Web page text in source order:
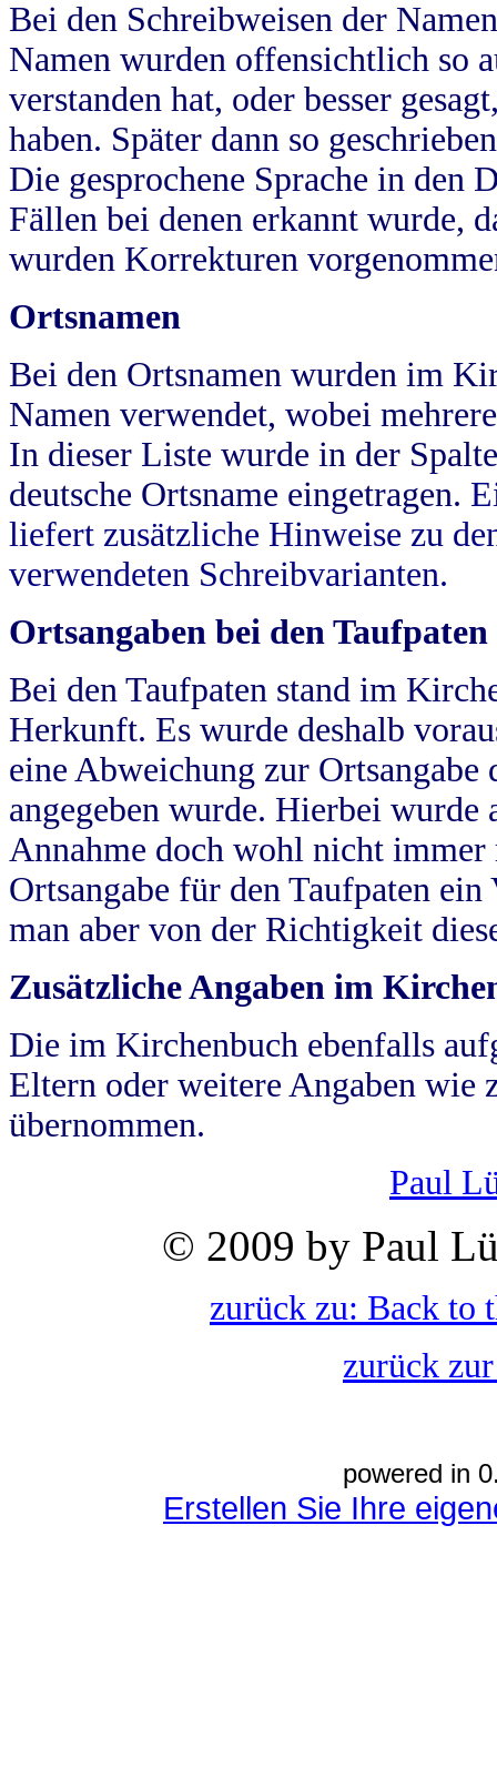
Bei den Schreibweisen der
Namen wurden offensichtlich so
verstanden hat, oder besser
haben. Später dann so
Die gesprochene Sprache in
Fällen bei denen erkannt wurde,
wurden Korrekturen
Ortsnamen
Bei den Ortsnamen wurden im
Namen verwendet, wobei
In dieser Liste wurde in der
deutsche Ortsname eingetragen.
liefert zusätzliche Hinweise zu
verwendeten Schreibvarianten.
Ortsangaben bei den Taufpaten
Bei den Taufpaten stand im
Herkunft. Es wurde deshalb
eine Abweichung zur
angegeben wurde. Hierbei wurde
Annahme doch wohl nicht
Ortsangabe für den Taufpaten
man aber von der Richtigkeit
Zusätzliche Angaben im
Die im Kirchenbuch ebenfalls
Eltern oder weitere Angaben wie
übernommen.
Paul
© 2009 by Paul
zurück zu: Back to
zurück
powered in
Erstellen Sie Ihre